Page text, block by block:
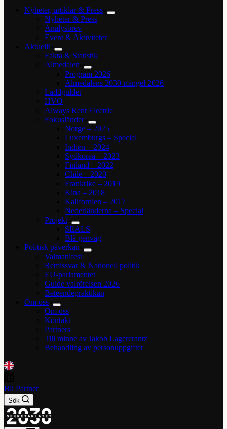
Nyheter, artiklar & Press
Nyheter & Press
Analysbrev
Event & Aktiviteter
Aktuellt
Fakta & Statistik
Almedalen
Program 2026
Almedalens 2030-mingel 2026
Laddguldet
HVO
Always Rent Electric
Fokusländer
Norge – 2025
Luxemburgs – Special
Indien – 2024
Sydkorea – 2023
Finland – 2022
Chile – 2020
Frankrike – 2019
Kina – 2018
Kalifornien – 2017
Nederländerna – Special
Projekt
SEALS
Blå genväg
Politisk påverkan
Valmanifest
Remissvar & Nationell politik
EU-parlamentet
Guide valrörelsen 2026
Beteendepraktikan
Om oss
Om oss
Kontakt
Partners
Till minne av Jakob Lagercrantz
Behandling av personuppgifter
Bli Partner
Sök